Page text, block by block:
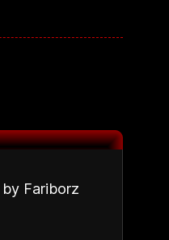
Fariborz